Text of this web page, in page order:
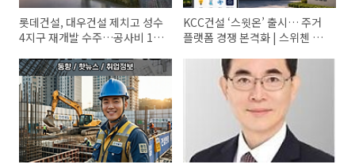
롯데건설, 대우건설 제치고 성수
4지구 재개발 수주…공사비 1조
KCC건설 ‘스윗온’ 출시… 주거
플랫폼 경쟁 본격화 | 스위첸 브